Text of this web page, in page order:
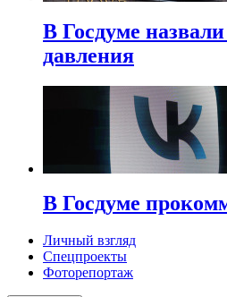
В Госдуме
давления
В Госдуме
Личный взгляд
Спецпроекты
Фоторепортаж